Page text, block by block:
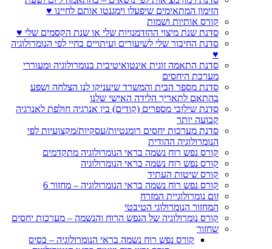
הזימון המתאימים שיפעלו וימגנטו אותם לחיינו ♥
קורס אותיות ושמות
סדנת שנת מיצוי ההזדמנויות שלי או שנת הקסמים שלי ♥
סדנת החיבור שלי לשיעורים ועיתויים בחיי לפי הנומרולוגיה
♥
סדנת התאמה זוגית אינטואיטיבית בנומרולוגיה ומעוררי
מערכת היחסים
סדנת מספר הבית והמשרד שיעניקו לנו הצלחה ושפע
בהתאם לתאריך הלידה האישי שלנו
סדנת שילובי מספרים (קודים) בין אנרגיה חולפת לאנרגיה
קבועה יותר
סדנת מערכות יחסים רומנטיות/עסקיות/מקצועיות לפי
הנומרולוגיה ההודית
קורס נפש רוח נשמה בראי הנומרולוגיה מתקדמים
קורס נפש רוח נשמה בראי הנומרולוגיה
קורס שיטות העתיד
קורס נפש רוח נשמה בראי הנומרולוגיה – מחזור 6
זום נומרולוגיית המזרח
המחזור הנומרולוגי הטיבטי
קורס נומרולוגיה של הנפש הרוח והנשמה – מערכות יחסים
שחזור
קורס נפש רוח נשמה בראי הנומרולוגיה – בסיס